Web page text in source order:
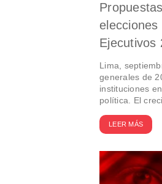
Ejecutivos
Lima,
generales de
instituciones
política. El
LEER MÁS